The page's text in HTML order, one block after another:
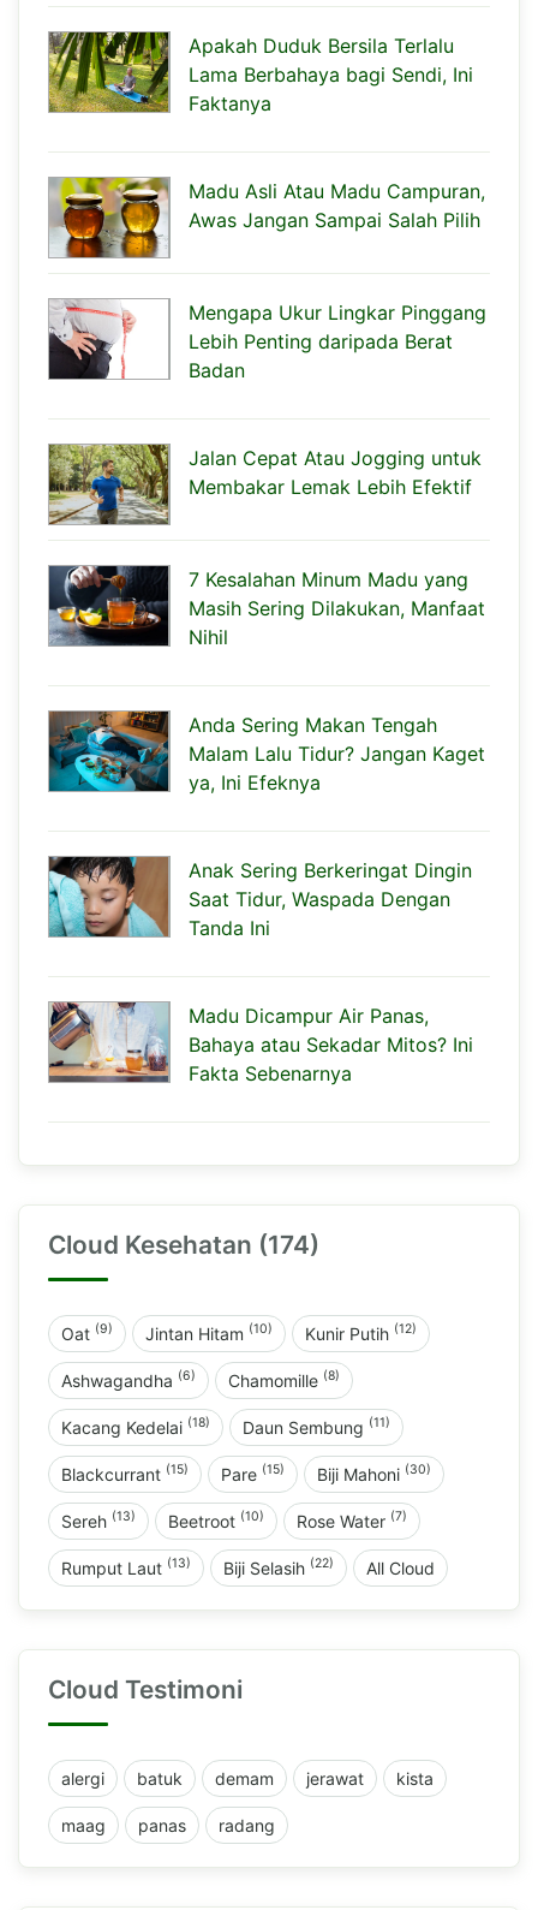
Apakah Duduk Bersila Terlalu
Lama Berbahaya bagi Sendi, Ini
Faktanya
Madu Asli Atau Madu Campuran,
Awas Jangan Sampai Salah Pilih
Mengapa Ukur Lingkar Pinggang
Lebih Penting daripada Berat
Badan
Jalan Cepat Atau Jogging untuk
Membakar Lemak Lebih Efektif
7 Kesalahan Minum Madu yang
Masih Sering Dilakukan, Manfaat
Nihil
Anda Sering Makan Tengah
Malam Lalu Tidur? Jangan Kaget
ya, Ini Efeknya
Anak Sering Berkeringat Dingin
Saat Tidur, Waspada Dengan
Tanda Ini
Madu Dicampur Air Panas,
Bahaya atau Sekadar Mitos? Ini
Fakta Sebenarnya
Cloud Kesehatan (174)
Oat (9) Jintan Hitam (10) Kunir Putih (12)
Ashwagandha (6) Chamomille (8)
Kacang Kedelai (18) Daun Sembung (11)
Blackcurrant (15) Pare (15) Biji Mahoni (30)
Sereh (13) Beetroot (10) Rose Water (7)
Rumput Laut (13) Biji Selasih (22) All Cloud
Cloud Testimoni
alergi batuk demam jerawat kista
maag panas radang